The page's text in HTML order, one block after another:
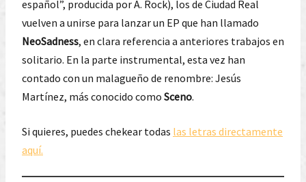
español”, producida por A. Rock), los de Ciudad Real
vuelven a unirse para lanzar un EP que han llamado
NeoSadness, en clara referencia a anteriores trabajos en
solitario. En la parte instrumental, esta vez han
contado con un malagueño de renombre: Jesús
Martínez, más conocido como Sceno.
Si quieres, puedes chekear todas las letras directamente
aquí.